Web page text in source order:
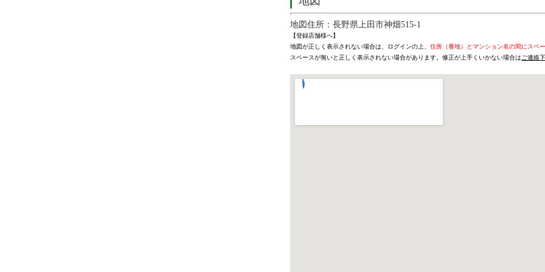
地図住所：長野県上田市神畑515-1
【登録店舗様へ】
地図が正しく表示されない場合は、ログインの上、 住所（番地）とマンション名の間にスペ
スペースが無いと正しく表示されない場合があります。修正が上手くいかない場合は ご連絡